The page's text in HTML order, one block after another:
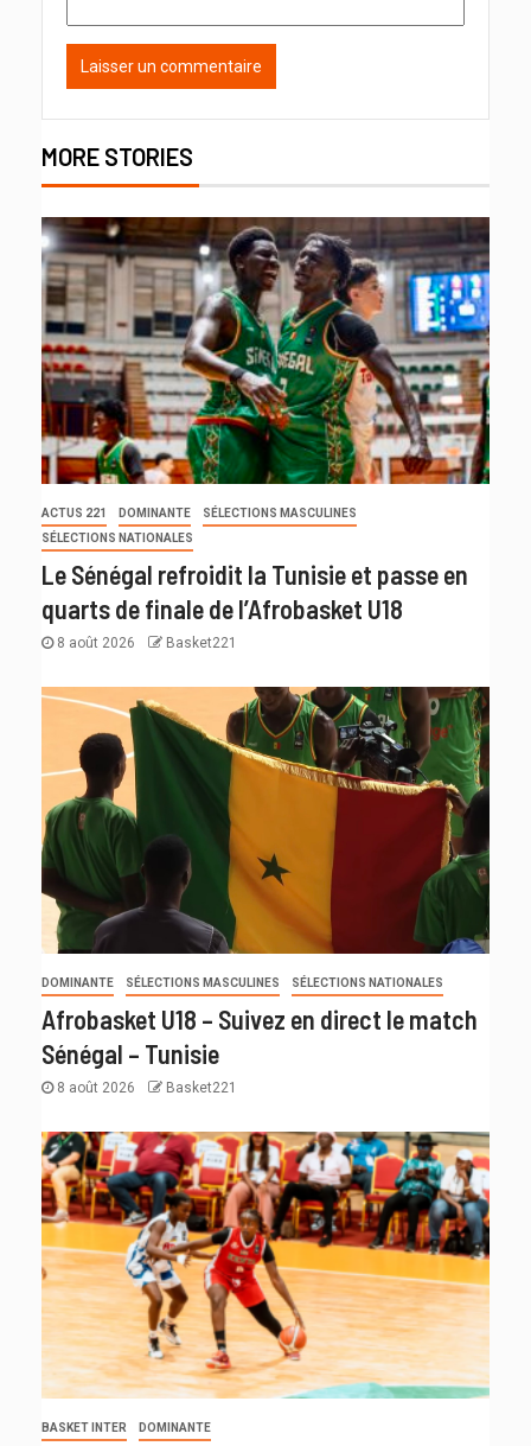
MORE STORIES
ACTUS 221 DOMINANTE
SÉLECTIONS MASCULINES
SÉLECTIONS NATIONALES
Le Sénégal refroidit la Tunisie et passe en
quarts de finale de l’Afrobasket U18
8 août 2026 Basket221
DOMINANTE SÉLECTIONS MASCULINES SÉLECTIONS NATIONALES
Afrobasket U18 – Suivez en direct le match
Sénégal – Tunisie
8 août 2026 Basket221
BASKET INTER DOMINANTE